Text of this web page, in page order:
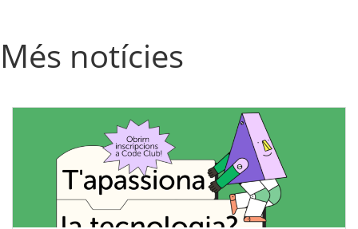
Més notícies